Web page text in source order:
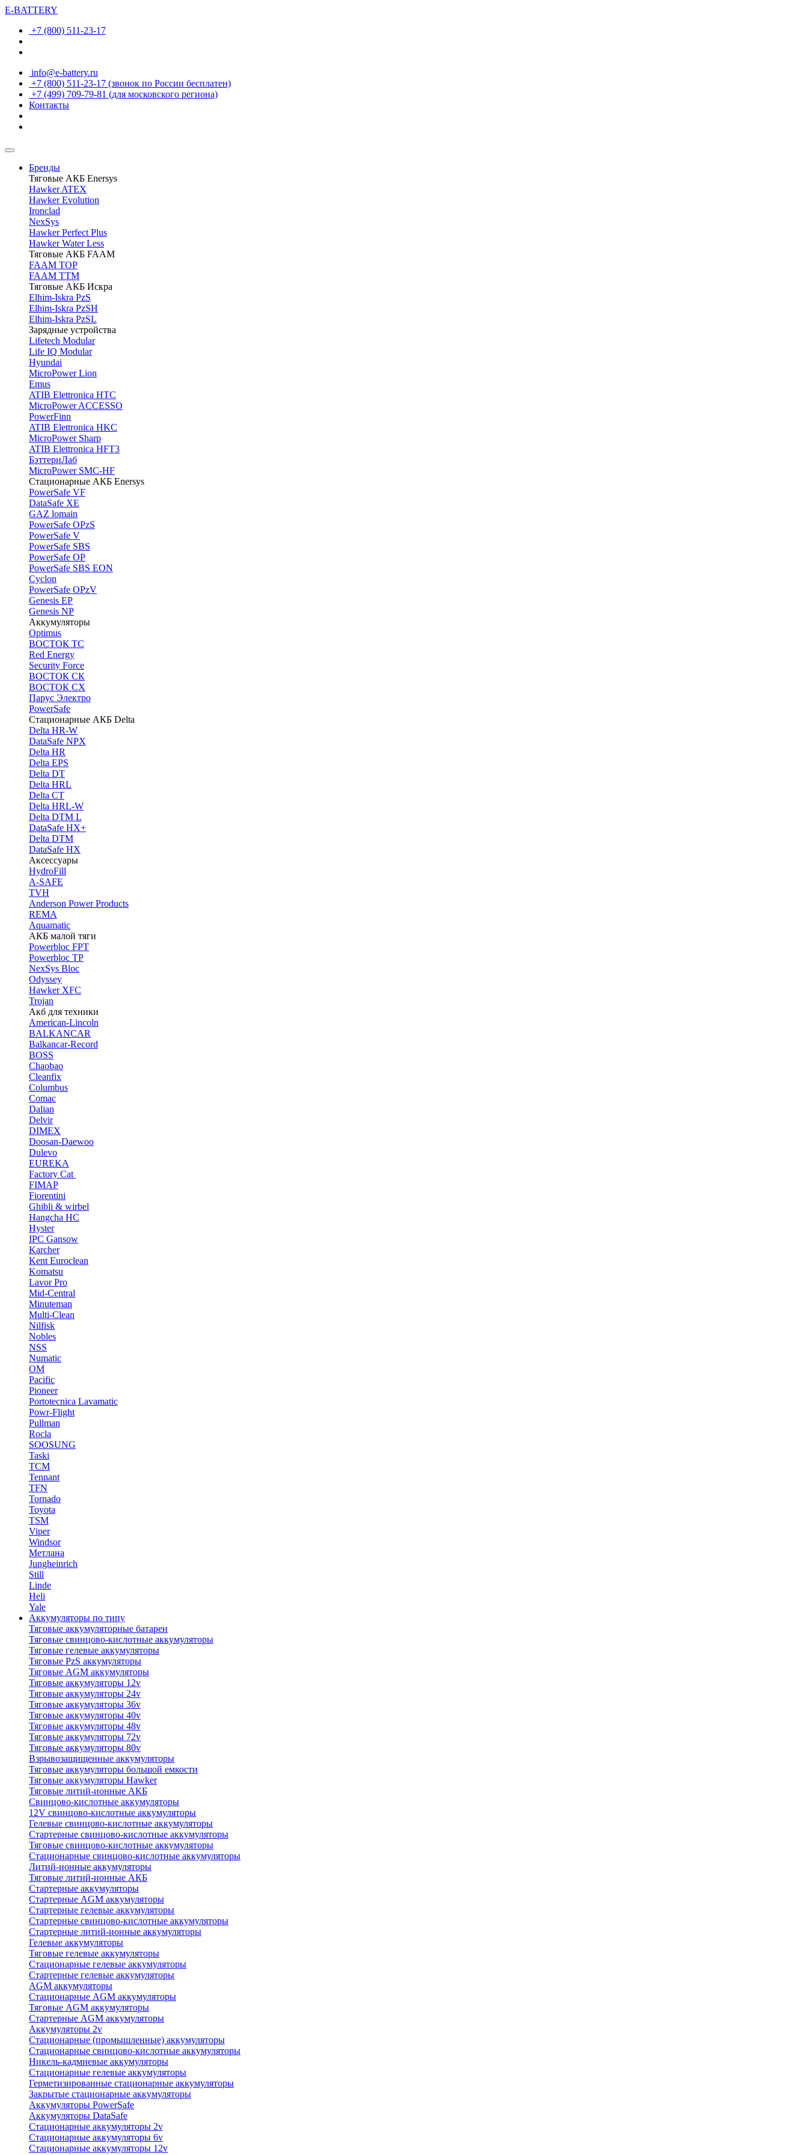
E-BATTERY
+7 (800) 511-23-17
info@e-battery.ru
+7 (800) 511-23-17 (звонок по России бесплатен)
+7 (499) 709-79-81 (для московского региона)
Контакты
Бренды
Тяговые АКБ Enersys
Hawker ATEX
Hawker Evolution
Ironclad
NexSys
Hawker Perfect Plus
Hawker Water Less
Тяговые АКБ FAAM
FAAM TOP
FAAM TTM
Тяговые АКБ Искра
Elhim-Iskra PzS
Elhim-Iskra PzSH
Elhim-Iskra PzSL
Зарядные устройства
Lifetech Modular
Life IQ Modular
Hyundai
MicroPower Lion
Emus
ATIB Elettronica HTC
MicroPower ACCESSO
PowerFinn
ATIB Elettronica HKC
MicroPower Sharp
ATIB Elettronica HFT3
БэттериЛаб
MicroPower SMC-HF
Стационарные АКБ Enersys
PowerSafe VF
DataSafe XE
GAZ lomain
PowerSafe OPzS
PowerSafe V
PоwerSafe SBS
PowerSafe OP
PоwerSafe SBS EON
Cyclon
PowerSafe OPzV
Genesis EP
Genesis NP
Аккумуляторы
Optimus
ВОСТОК ТС
Red Energy
Security Force
ВОСТОК СК
ВОСТОК СХ
Парус Электро
PowerSafe
Стационарные АКБ Delta
Delta HR-W
DataSafe NPX
Delta HR
Delta EPS
Delta DT
Delta HRL
Delta CT
Delta HRL-W
Delta DTM L
DataSafe HX+
Delta DTM
DataSafe HX
Аксессуары
HydroFill
A-SAFE
TVH
Anderson Power Products
REMA
Aquamatic
АКБ малой тяги
Powerbloc FPT
Powerbloc TP
NexSys Bloc
Odyssey
Hawker XFC
Trojan
Акб для техники
American-Lincoln
BALKANCAR
Balkancar-Record
BOSS
Chaobao
Cleanfix
Columbus
Comac
Dalian
Delvir
DIMEX
Doosan-Daewoo
Dulevo
EUREKA
Factory Cat
FIMAP
Fiorentini
Ghibli & wirbel
Hangcha HC
Hyster
IPC Gansow
Karcher
Kent Euroclean
Komatsu
Lavor Pro
Mid-Central
Minuteman
Multi-Clean
Nilfisk
Nobles
NSS
Numatic
OM
Pacific
Pioneer
Portotecnica Lavamatic
Powr-Flight
Pullman
Rocla
SOOSUNG
Taski
TCM
Tennant
TFN
Tornado
Toyota
TSM
Viper
Windsor
Метлана
Jungheinrich
Still
Linde
Heli
Yale
Аккумуляторы по типу
Тяговые аккумуляторные батареи
Тяговые свинцово-кислотные аккумуляторы
Тяговые гелевые аккумуляторы
Тяговые PzS аккумуляторы
Тяговые AGM аккумуляторы
Тяговые аккумуляторы 12v
Тяговые аккумуляторы 24v
Тяговые аккумуляторы 36v
Тяговые аккумуляторы 40v
Тяговые аккумуляторы 48v
Тяговые аккумуляторы 72v
Тяговые аккумуляторы 80v
Взрывозащищенные аккумуляторы
Тяговые аккумуляторы большой емкости
Тяговые аккумуляторы Hawker
Тяговые литий-ионные АКБ
Свинцово-кислотные аккумуляторы
12V свинцово-кислотные аккумуляторы
Гелевые свинцово-кислотные аккумуляторы
Стартерные свинцово-кислотные аккумуляторы
Тяговые свинцово-кислотные аккумуляторы
Стационарные свинцово-кислотные аккумуляторы
Литий-ионные аккумуляторы
Тяговые литий-ионные АКБ
Стартерные аккумуляторы
Стартерные AGM аккумуляторы
Стартерные гелевые аккумуляторы
Стартерные свинцово-кислотные аккумуляторы
Стартерные литий-ионные аккумуляторы
Гелевые аккумуляторы
Тяговые гелевые аккумуляторы
Стационарные гелевые аккумуляторы
Стартерные гелевые аккумуляторы
AGM аккумуляторы
Стационарные AGM аккумуляторы
Тяговые AGM аккумуляторы
Стартерные AGM аккумуляторы
Аккумуляторы 2v
Стационарные (промышленные) аккумуляторы
Стационарные свинцово-кислотные аккумуляторы
Никель-кадмиевые аккумуляторы
Стационарные гелевые аккумуляторы
Герметизированные стационарные аккумуляторы
Закрытые стационарные аккумуляторы
Аккумуляторы PowerSafe
Аккумуляторы DataSafe
Стационарные аккумуляторы 2v
Стационарные аккумуляторы 6v
Стационарные аккумуляторы 12v